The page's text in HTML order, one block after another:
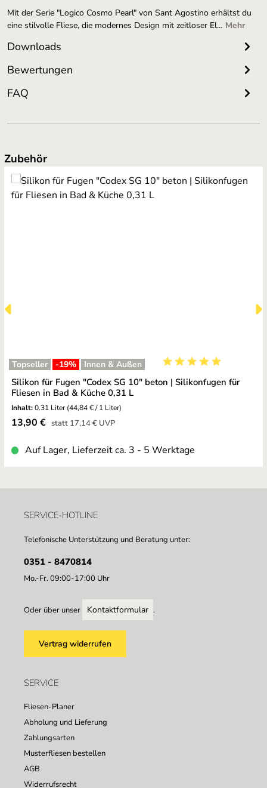
Mit der Serie "Logico Cosmo Pearl" von Sant Agostino erhältst du
eine stilvolle Fliese, die modernes Design mit zeitloser El… Mehr
Downloads
Bewertungen
FAQ
Produktgalerie überspringen
Zubehör
Topseller -19% Innen & Außen
Durchschnittliche
Silikon für Fugen "Codex SG 10" beton | Silikonfugen für
Fliesen in Bad & Küche 0,31 L
Inhalt:0.31 Liter(44,84 € / 1 Liter)
Verkaufspreis:
13,90 € statt Regulärer Preis:
17,14 €UVP
Auf Lager, Lieferzeit ca. 3 - 5 Werktage
SERVICE-HOTLINE
Telefonische Unterstützung und Beratung unter:
0351 - 8470814
Mo.-Fr. 09:00-17:00 Uhr
Oder über unser Kontaktformular .
Vertrag widerrufen
SERVICE
Fliesen-Planer
Abholung und Lieferung
Zahlungsarten
Musterfliesen bestellen
AGB
Widerrufsrecht